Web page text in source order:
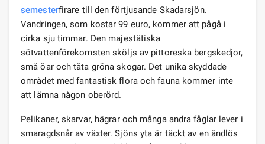
semesterfirare till den förtjusande Skadarsjön.
Vandringen, som kostar 99 euro, kommer att pågå i
cirka sju timmar. Den majestätiska
sötvattenförekomsten sköljs av pittoreska bergskedjor,
små öar och täta gröna skogar. Det unika skyddade
området med fantastisk flora och fauna kommer inte
att lämna någon oberörd.
Pelikaner, skarvar, hägrar och många andra fåglar lever i
smaragdsnår av växter. Sjöns yta är täckt av en ändlös